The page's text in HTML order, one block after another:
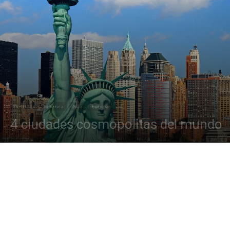
Destinos América Asia Europa
4 ciudades cosmopolitas del mundo